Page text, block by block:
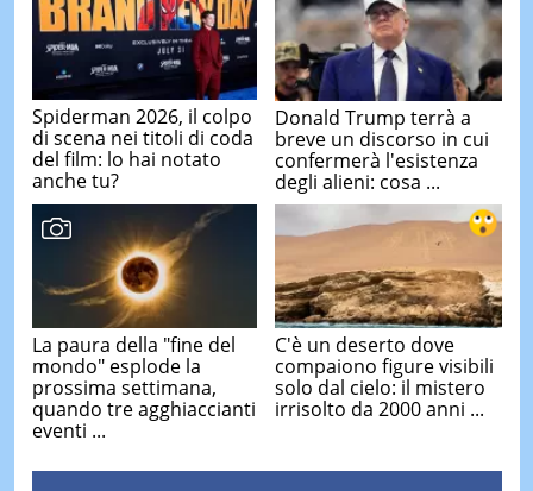
Spiderman 2026, il colpo
di scena nei titoli di coda
del film: lo hai notato
anche tu?
Donald Trump terrà a
breve un discorso in cui
confermerà l'esistenza
degli alieni: cosa ...
La paura della "fine del
mondo" esplode la
prossima settimana,
quando tre agghiaccianti
eventi ...
C'è un deserto dove
compaiono figure visibili
solo dal cielo: il mistero
irrisolto da 2000 anni ...